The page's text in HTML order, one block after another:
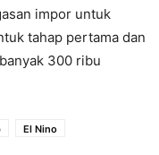
impor untuk
tahap pertama dan
300 ribu
El Nino